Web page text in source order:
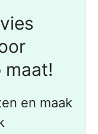
maat!
en maak